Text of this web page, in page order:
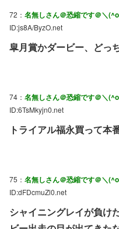
72： 名無しさん＠恐縮です＠＼
ID:js8A/ByzO.net
皐月賞かダービー、どっ
74： 名無しさん＠恐縮です＠＼
ID:6TsMkyjn0.net
トライアル福永買って本
75： 名無しさん＠恐縮です＠＼
ID:dFDcmuZl0.net
シャイニングレイが負け